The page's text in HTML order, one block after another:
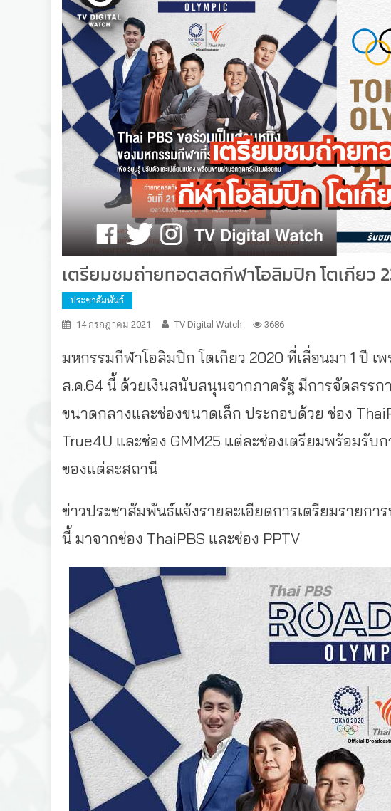
เตรียมชมถ่ายทอดสดกีฬาโอลิมปิก โตเกียว
ประชาสัมพันธ์
14 กรกฎาคม 2021 TV Digital Watch 3686
มหกรรมกีฬาโอลิมปิก โตเกียว 2020 ที่เลื่อนมา 1 ปี เ
ส.ค.64 นี้ ด้วยเงินสนับสนุนจากภาครัฐ มีการจัดสรร
ขนาดกลางและช่องขนาดเล็ก ประกอบด้วย ช่อง
True4U และช่อง GMM25 แต่ละช่องเตรียมพร้อมรั
ของแต่ละสถานี
ข่าวประชาสัมพันธ์แจ้งรายละเอียดการเตรียมรายก
นี้ มาจากช่อง ThaiPBS และช่อง PPTV